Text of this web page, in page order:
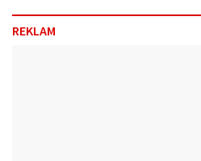
REKLAM